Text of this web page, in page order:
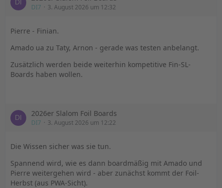
DI7 3. August 2026 um 12:32
Pierre - Finian.
Amado ua zu Taty, Arnon - gerade was testen anbelangt.
Zusätzlich werden beide weiterhin kompetitive Fin-SL-
Boards haben wollen.
2026er Slalom Foil Boards
DI7 3. August 2026 um 12:22
Die Wissen sicher was sie tun.
Spannend wird, wie es dann boardmäßig mit Amado und
Pierre weitergehen wird - aber zunächst kommt der Foil-
Herbst (aus PWA-Sicht).